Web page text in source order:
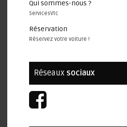
Qui sommes-nous ?
ServicesVtc
Réservation
Réservez votre voiture !
Réseaux sociaux